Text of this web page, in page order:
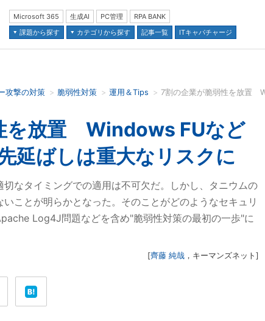
Microsoft 365 生成AI PC管理
RPA BANK
課題から探す
カテゴリから探す 記事一覧 ITキャパチャージ
並び順：
攻撃の対策 脆弱性対策 運用＆Tips
を放置 Windows FUなど
延ばしは重大なリスクに
なタイミングでの適用は不可欠だ。しかし、タニウムの
ことが明らかとなった。そのことがどのようなセキュリ
Log4J問題などを含め"脆弱性対策の最初の一歩"に
[齊藤 純哉 ， キーマンズネット ]